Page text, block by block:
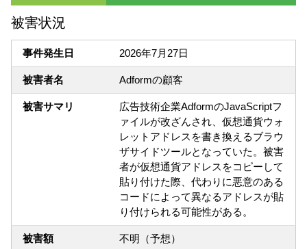
被害状況
事件発生日 2026年7月27日
被害者名 Adformの顧客
被害サマリ
広告技術企業AdformのJavaScriptフ
ァイルが改ざんされ、仮想通貨ウォ
レットアドレスを書き換えるブラウ
ザサイドツールとなっていた。被害
者が仮想通貨アドレスをコピーして
貼り付けた際、代わりに悪意のある
コードによって異なるアドレスが貼
り付けられる可能性がある。
被害額 不明（予想）